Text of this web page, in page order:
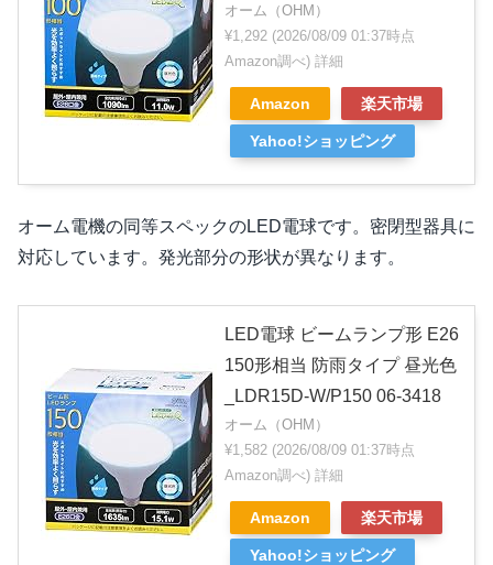
オーム（OHM）
¥1,292 (2026/08/09 01:37時点
Amazon調べ) 詳細
Amazon 楽天市場
Yahoo!ショッピング
オーム電機の同等スペックのLED電球です。密閉型器具に
対応しています。発光部分の形状が異なります。
LED電球 ビームランプ形 E26
150形相当 防雨タイプ 昼光色
_LDR15D-W/P150 06-3418
オーム（OHM）
¥1,582 (2026/08/09 01:37時点
Amazon調べ) 詳細
Amazon 楽天市場
Yahoo!ショッピング